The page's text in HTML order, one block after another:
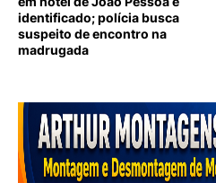
identificado; polícia busca
suspeito de encontro na
madrugada